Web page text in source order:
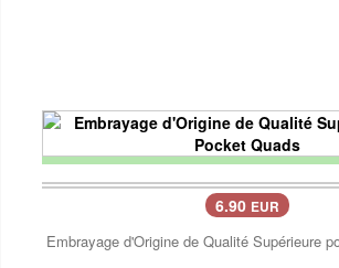
6.90 EUR
Embrayage d'Origine de Qualité Supérieure